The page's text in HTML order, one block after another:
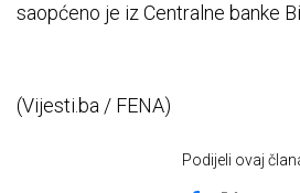
saopćeno je iz Centralne banke
(Vijesti.ba / FENA)
Podijeli ovaj